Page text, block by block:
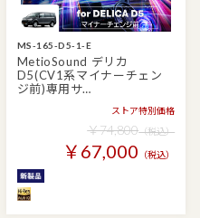
MS-165-D5-1-E
MetioSound デリカ
D5(CV1系マイナーチェン
ジ前)専用サ…
ストア特別価格
￥74,800（税込）
￥67,000 （税込）